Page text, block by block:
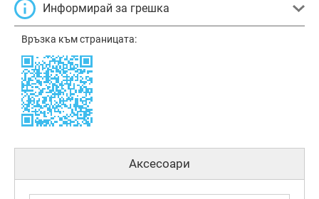
Информирай за грешка
Връзка към страницата:
Аксесоари